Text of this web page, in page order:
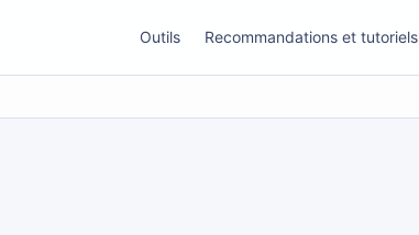
Outils Recommandations et tutoriels